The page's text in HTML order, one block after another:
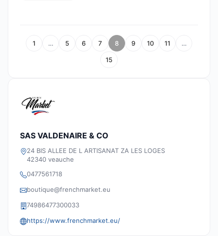
1 … 5 6 7 8 9 10 11 …
15
SAS VALDENAIRE & CO
24 BIS ALLEE DE L ARTISANAT ZA LES LOGES
42340 veauche
0477561718
boutique@frenchmarket.eu
74986477300033
https://www.frenchmarket.eu/